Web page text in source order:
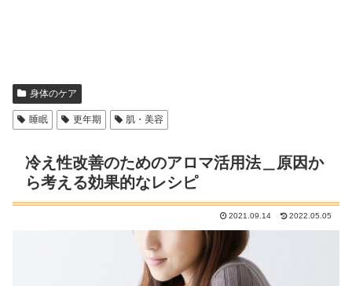
身体のケア
睡眠 更年期 肌・美容
冷え性改善のためのアロマ活用法＿原因か
ら考える効果的なレシピ
2021.09.14 2022.05.05